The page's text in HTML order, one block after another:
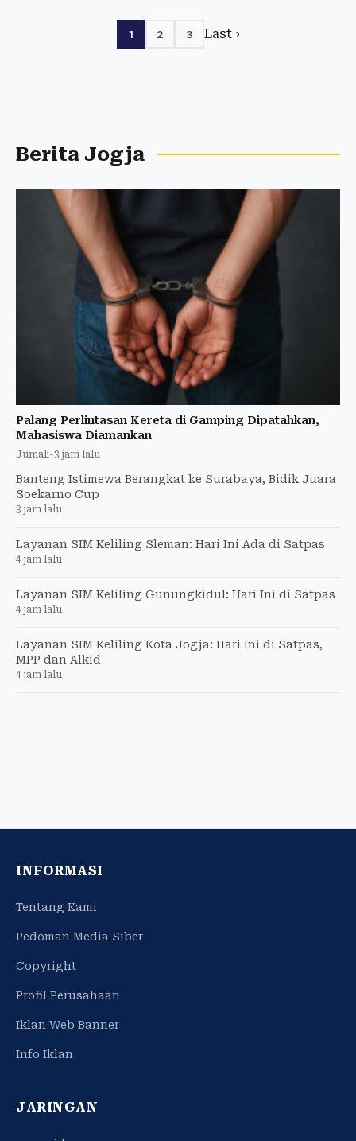
1 2 3 Last ›
Berita Jogja
Palang Perlintasan Kereta di Gamping Dipatahkan,
Mahasiswa Diamankan
Jumali-3 jam lalu
Banteng Istimewa Berangkat ke Surabaya, Bidik Juara
Soekarno Cup
3 jam lalu
Layanan SIM Keliling Sleman: Hari Ini Ada di Satpas
4 jam lalu
Layanan SIM Keliling Gunungkidul: Hari Ini di Satpas
4 jam lalu
Layanan SIM Keliling Kota Jogja: Hari Ini di Satpas,
MPP dan Alkid
4 jam lalu
INFORMASI
Tentang Kami
Pedoman Media Siber
Copyright
Profil Perusahaan
Iklan Web Banner
Info Iklan
JARINGAN